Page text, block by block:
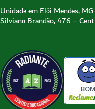
Unidade em Elói Mendes, MG
Silviano Brandão, 476 –